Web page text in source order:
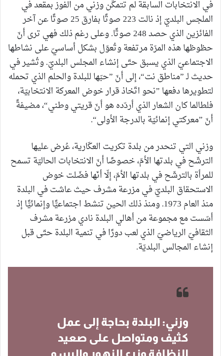
في الانتخابات السابقة لم تتمكّن وزني من الفوز بمقعد في
الملجس البلديّ إذ نالت 223 صوتًا بفارق 25 صوتًا عن آخر
الفائزين الذي حصد 248 صوتًا. وعلى رغم ذلك فهي ترى أنّ
حظوظها هذه المرّة مرتفعة وتُعوّل بشكل أساسيّ على نشاطها
الاجتماعيّ الذي يسبق حتّى إنشاء المجلس البلديّ. وتُشير في
حديث لـ ”مناطق نت“، إلى أنّ ”حبّها للبلدة والحلم الذي تحمله
لتطويرها دفعها ”نحو اتّخاذ قرار خوض المعركة الانتخابيّة،
فلطالما كان الشعار الذي أردّده هو أنّ قريتي وطني“، مضيفةً
أنّ ”معركتي إنمائيّة بالدرجة الأولى“.
وزني التي تنحدر من بلدة تكريت العكّارية، عُرض عليها
الترشّح في بلدتها الأمّ، خصوصًا أنّ الانتخابات الحاليّة تسمح
للمرأة بالترشّح في بلدتها الأمّ، إلّا أنّها فضّلت خوض
الاستحقاق البلديّ في مزرعة مشرف حيث عاشت في البلدة
منذ العام 1973. ومنذ ذلك الحين تنشط اجتماعيًّا وإنمائيًّا إذ
أسّست مع مجموعة من أهالي البلدة نادي مزرعة مشرف
الثقافيّ الرياضيّ الذي لعب دورًا في تنمية البلدة حتّى قبل
إنشاء المجالس البلديّة.
وزني: البلدة بحاجة إلى عمل
كثيف ومتواصل على صعيد